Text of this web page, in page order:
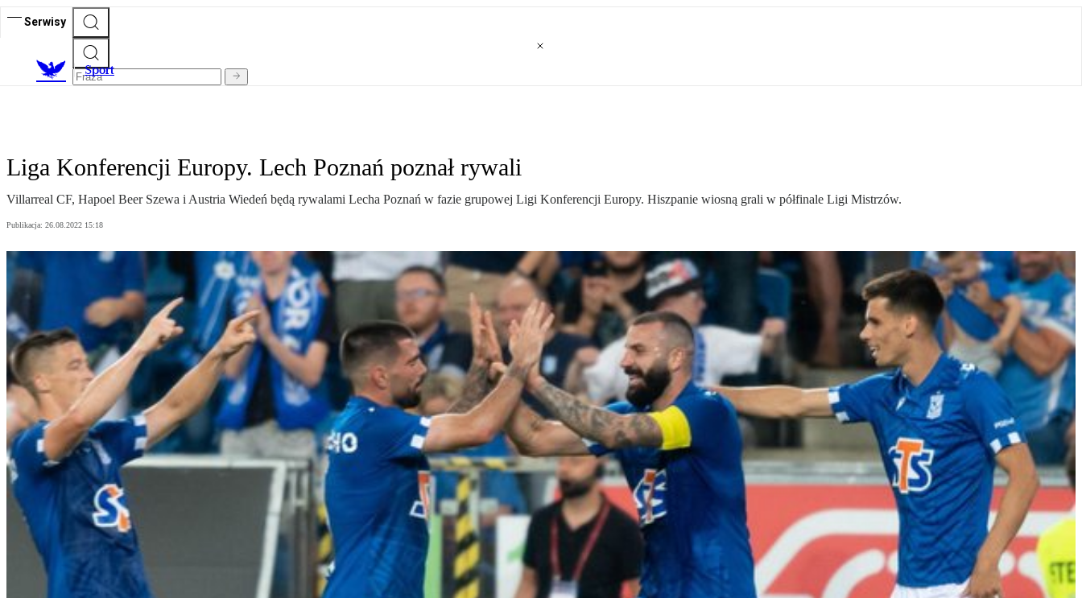
Serwisy
Sport
Liga Konferencji Europy. Lech Poznań poznał rywali
Villarreal CF, Hapoel Beer Szewa i Austria Wiedeń będą rywalami Lecha Poznań w fazie grupowej Ligi Konferencji Europy. Hiszpanie wiosną grali w półfinale Ligi Mistrzów.
Publikacja: 26.08.2022 15:18